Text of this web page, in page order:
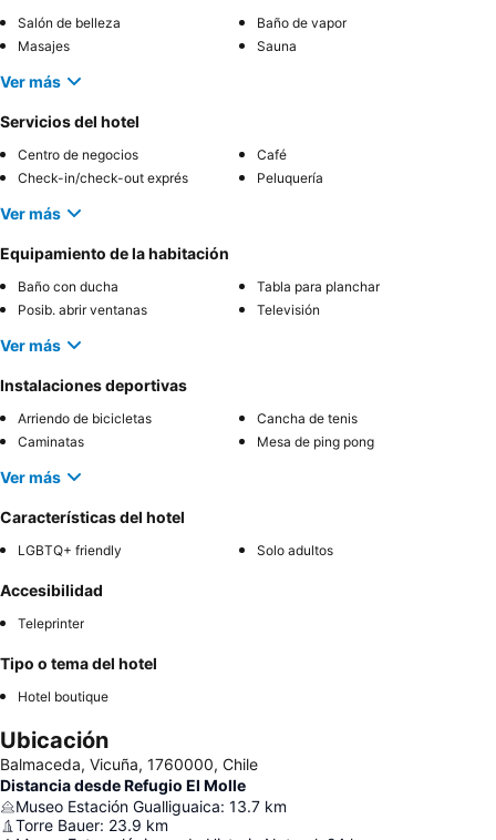
Salón de belleza
Baño de vapor
Masajes
Sauna
Ver más
Servicios del hotel
Centro de negocios
Café
Check-in/check-out exprés
Peluquería
Ver más
Equipamiento de la habitación
Baño con ducha
Tabla para planchar
Posib. abrir ventanas
Televisión
Ver más
Instalaciones deportivas
Arriendo de bicicletas
Cancha de tenis
Caminatas
Mesa de ping pong
Ver más
Características del hotel
LGBTQ+ friendly Solo adultos
Accesibilidad
Teleprinter
Tipo o tema del hotel
Hotel boutique
Ubicación
Balmaceda, Vicuña, 1760000, Chile
Distancia desde Refugio El Molle
Museo Estación Gualliguaica: 13.7 km
Torre Bauer: 23.9 km